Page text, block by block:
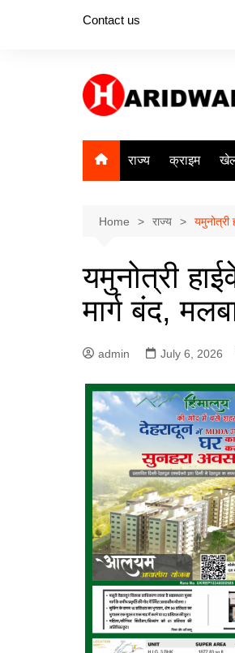
Contact us
राज्य क्राइम
Home राज्य
यमुनोत्री
मार्ग बंद,
admin July 6, 2026